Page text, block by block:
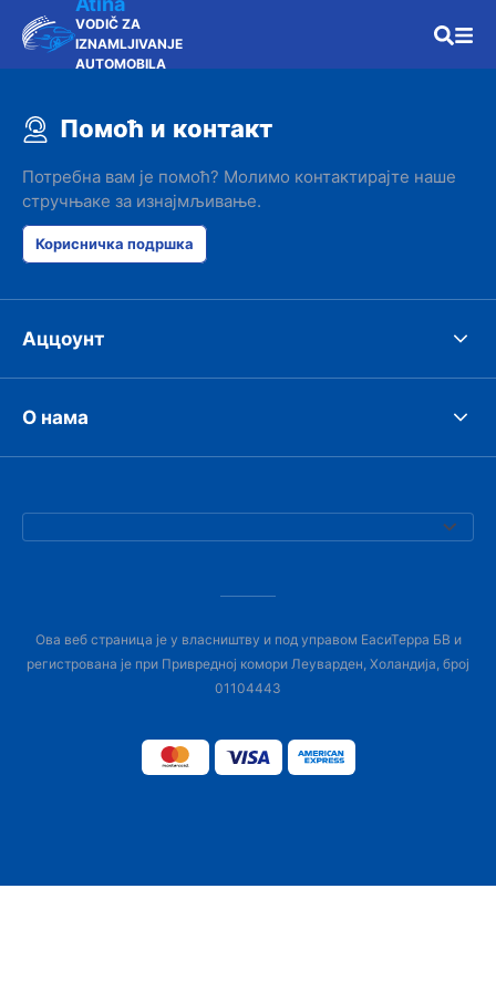
VODIČ ZA
IZNAMLJIVANJE
AUTOMOBILA
Помоћ и контакт
Потребна вам је помоћ? Молимо контактирајте наше
стручњаке за изнајмљивање.
Корисничка подршка
Аццоунт
О нама
Ова веб страница је у власништву и под управом ЕасиТерра БВ и
регистрована је при Привредној комори Леуварден, Холандија, број
01104443